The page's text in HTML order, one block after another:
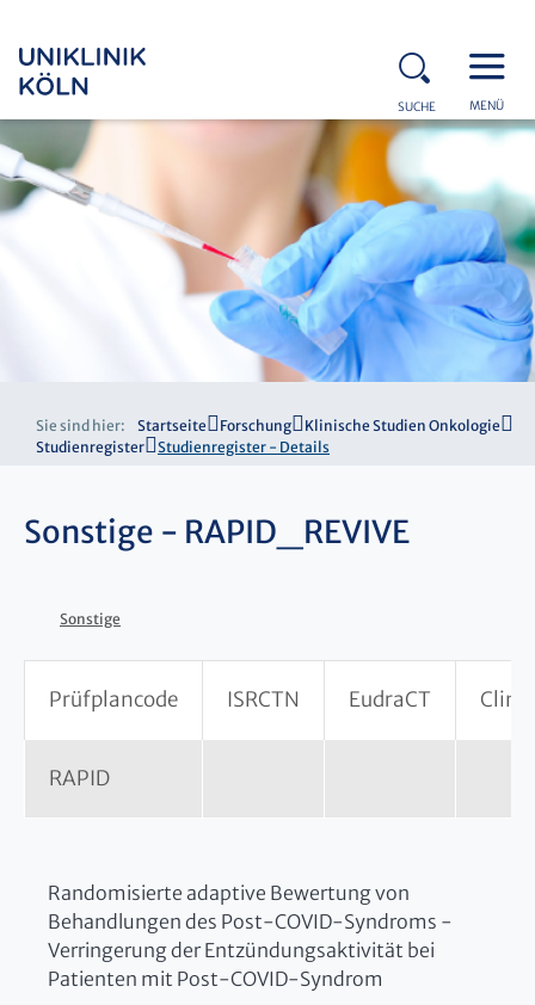
SUCHE MENÜ
Sie sind hier: Startseite Forschung
Klinische Studien Onkologie
Studienregister
Studienregister - Details
Sonstige - RAPID_REVIVE
Sonstige
Prüfplancode ISRCTN EudraCT
RAPID
Randomisierte adaptive Bewertung von
Behandlungen des Post-COVID-Syndroms -
Verringerung der Entzündungsaktivität bei
Patienten mit Post-COVID-Syndrom